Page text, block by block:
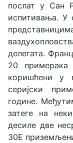
послат у Сан
испитивања. У
делегата.
20 примерака
коришћени у
серијски
године.
затеге на
десиле две
30Е